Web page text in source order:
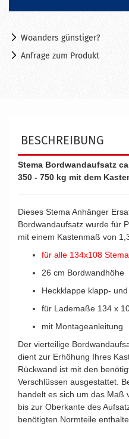
Woanders günstiger?
Anfrage zum Produkt
BESCHREIBUNG
Stema Bordwandaufsatz
350 - 750 kg mit dem
Dieses Stema Anhänger
Bordwandaufsatz wurde für
mit einem Kastenmaß von
für alle 134x108
26 cm Bordwandhöhe
Heckklappe klapp-
für Lademaße 134 x
mit Montageanleitung
Der vierteilige
dient zur Erhöhung Ihres
Rückwand ist mit den
Verschlüssen ausgestattet.
handelt es sich um das Maß
bis zur Oberkante des
benötigten Normteile